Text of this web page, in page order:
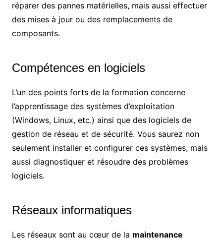
réparer des pannes matérielles, mais aussi effectuer
des mises à jour ou des remplacements de
composants.
Compétences en logiciels
L’un des points forts de la formation concerne
l’apprentissage des systèmes d’exploitation
(Windows, Linux, etc.) ainsi que des logiciels de
gestion de réseau et de sécurité. Vous saurez non
seulement installer et configurer ces systèmes, mais
aussi diagnostiquer et résoudre des problèmes
logiciels.
Réseaux informatiques
Les réseaux sont au cœur de la maintenance